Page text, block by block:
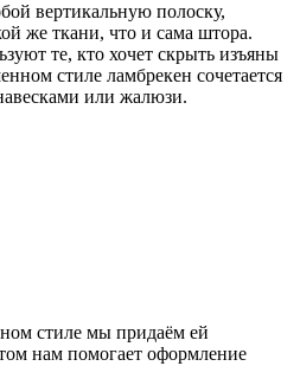
вертикальную полоску,
же ткани, что и сама штора.
те, кто хочет скрыть изъяны
стиле ламбрекен сочетается
или жалюзи.
стиле мы придаём ей
нам помогает оформление